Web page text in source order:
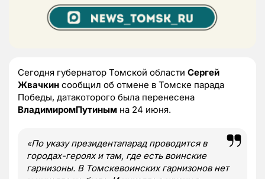
Сегодня губернатор Томской области Сергей
Жвачкин сообщил об отмене в Томске парада
Победы, датакоторого была перенесена
ВладимиромПутиным на 24 июня.
«По указу президентапарад проводится в
городах-героях и там, где есть воинские
гарнизоны. В Томскевоинских гарнизонов нет